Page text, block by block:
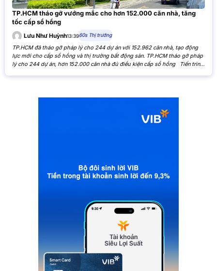
TP.HCM tháo gỡ vướng mắc cho hơn 152.000 căn nhà, tăng
tốc cấp sổ hồng
Lưu Như Huỳnh13:3960s Thị trường
TP.HCM đã tháo gỡ pháp lý cho 244 dự án với 152.962 căn nhà, tạo động
lực mới cho cấp sổ hồng và thị trường bất động sản. TP.HCM tháo gỡ pháp
lý cho 244 dự án, hơn 152.000 căn nhà đủ điều kiện cấp sổ hồng Tiến trình